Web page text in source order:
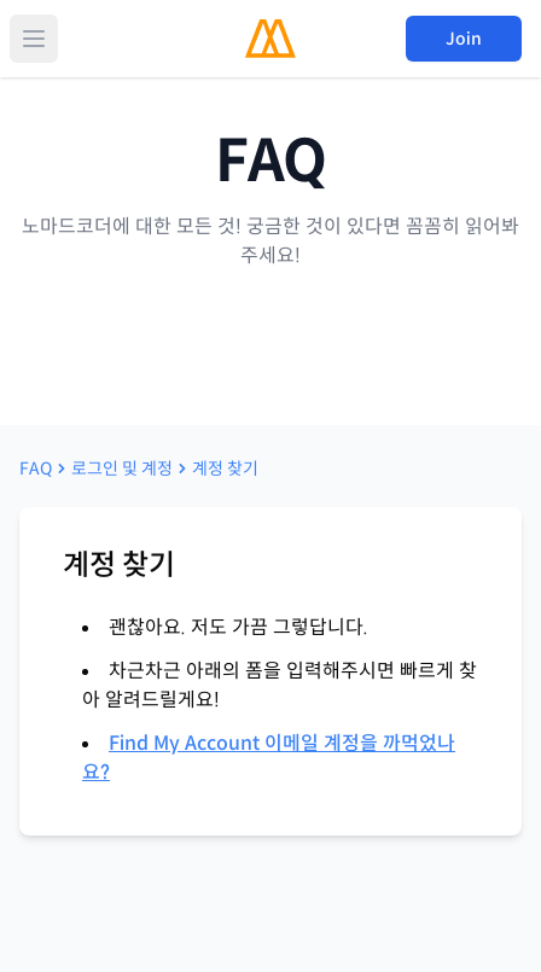
Join
FAQ
노마드코더에 대한 모든 것! 궁금한 것이 있다면 꼼꼼히 읽어봐
주세요!
FAQ 로그인 및 계정 계정 찾기
계정 찾기
괜찮아요. 저도 가끔 그렇답니다.
차근차근 아래의 폼을 입력해주시면 빠르게 찾
아 알려드릴게요!
Find My Account 이메일 계정을 까먹었나
요?